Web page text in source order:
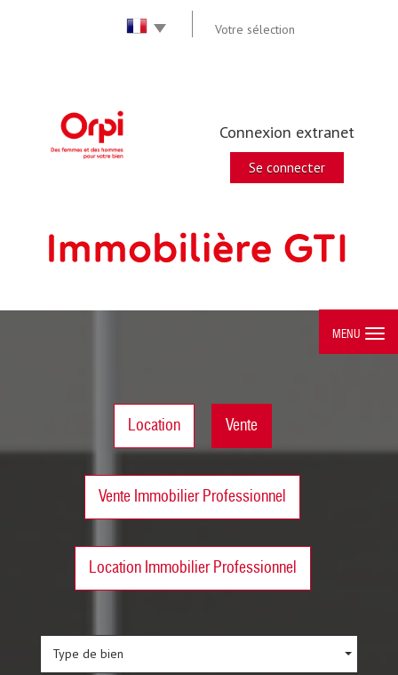
Votre sélection
Connexion extranet
Se connecter
MENU
Location Vente
Vente Immobilier Professionnel
Location Immobilier Professionnel
Type de bien